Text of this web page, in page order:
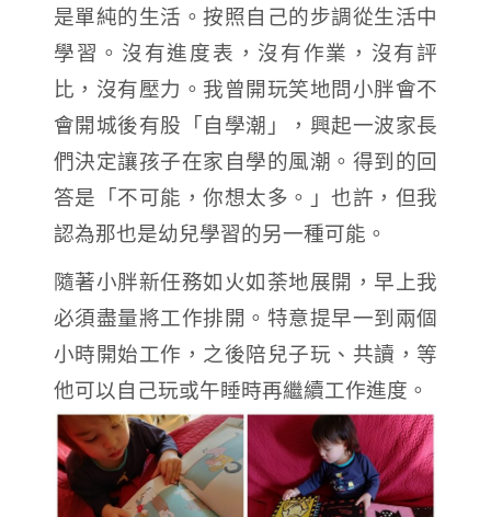
是單純的生活。按照自己的步調從生活中
學習。沒有進度表，沒有作業，沒有評
比，沒有壓力。我曾開玩笑地問小胖會不
會開城後有股「自學潮」，興起一波家長
們決定讓孩子在家自學的風潮。得到的回
答是「不可能，你想太多。」也許，但我
認為那也是幼兒學習的另一種可能。
隨著小胖新任務如火如荼地展開，早上我
必須盡量將工作排開。特意提早一到兩個
小時開始工作，之後陪兒子玩、共讀，等
他可以自己玩或午睡時再繼續工作進度。